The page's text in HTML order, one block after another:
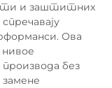
и заштитних
Ова
без